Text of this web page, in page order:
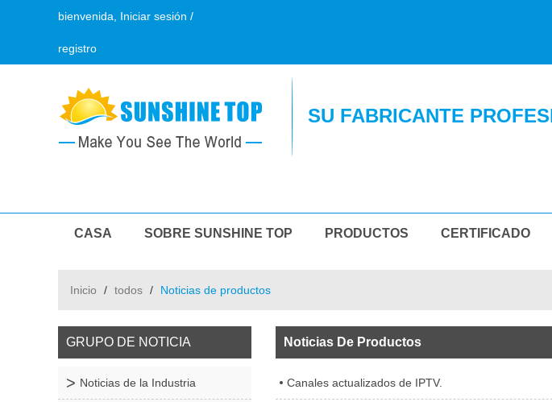
bienvenida, Iniciar sesión /
registro
SU FABRICANTE
CASA SOBRE SUNSHINE TOP PRODUCTOS CERTIFICADO
Inicio / todos / Noticias de productos
GRUPO DE NOTICIA
Noticias de la Industria
Noticias De Productos
Canales actualizados de IPTV.